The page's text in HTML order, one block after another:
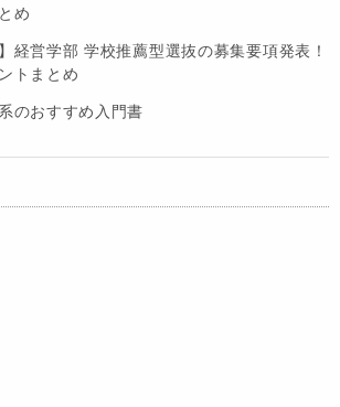
め
経営学部 学校推薦型選抜の募集要項発表！
トまとめ
のおすすめ入門書